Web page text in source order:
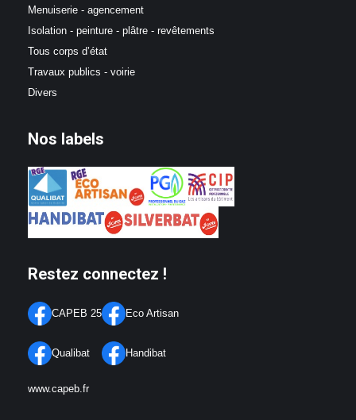
Menuiserie - agencement
Isolation - peinture - plâtre - revêtements
Tous corps d’état
Travaux publics - voirie
Divers
Nos labels
Restez connectez !
CAPEB 25
Qualibat
Eco Artisan
Handibat
www.capeb.fr